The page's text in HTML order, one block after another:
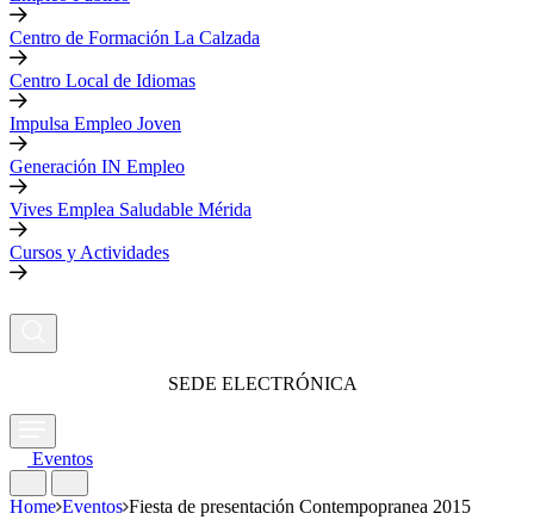
Centro de Formación La Calzada
Centro Local de Idiomas
Impulsa Empleo Joven
Generación IN Empleo
Vives Emplea Saludable Mérida
Cursos y Actividades
SEDE ELECTRÓNICA
Eventos
Home Eventos Fiesta de presentación Contempopranea 2015